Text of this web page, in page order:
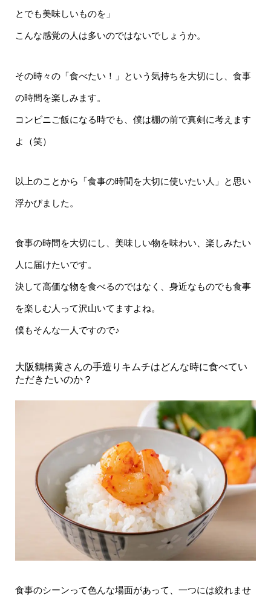
とでも美味しいものを」
こんな感覚の人は多いのではないでしょうか。
その時々の「食べたい！」という気持ちを大切にし、食事
の時間を楽しみます。
コンビニご飯になる時でも、僕は棚の前で真剣に考えます
よ（笑）
以上のことから「食事の時間を大切に使いたい人」と思い
浮かびました。
食事の時間を大切にし、美味しい物を味わい、楽しみたい
人に届けたいです。
決して高価な物を食べるのではなく、身近なものでも食事
を楽しむ人って沢山いてますよね。
僕もそんな一人ですので♪
大阪鶴橋黄さんの手造りキムチはどんな時に食べてい
ただきたいのか？
食事のシーンって色んな場面があって、一つには絞れませ